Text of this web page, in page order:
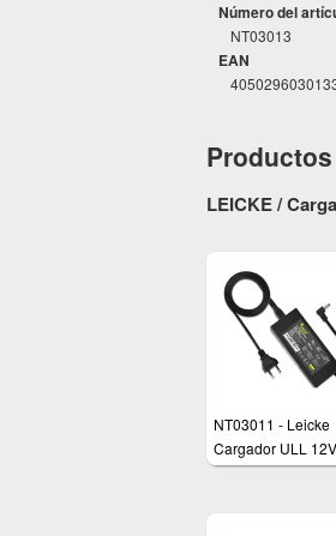
Número del
NT03013
EAN
LEICKE /
NT03011 - Leicke
Cargador ULL
48w Adaptador